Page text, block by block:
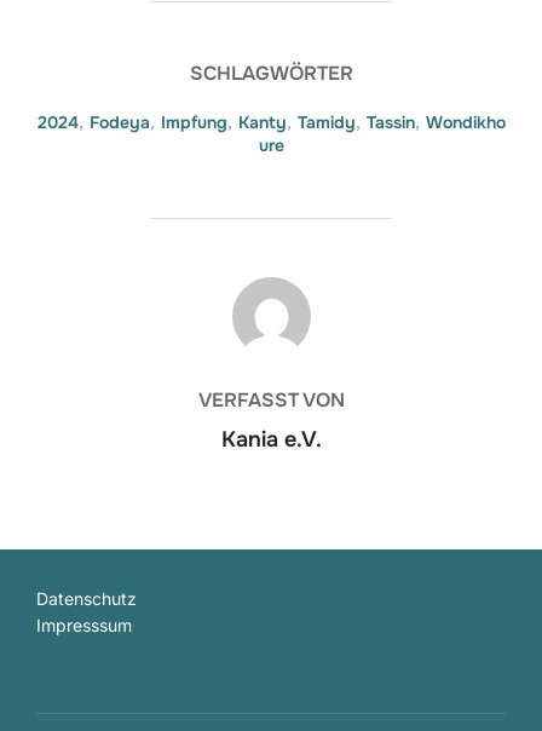
SCHLAGWÖRTER
2024, Fodeya, Impfung, Kanty, Tamidy, Tassin, Wondikho
ure
BEITRAGSAUTOR
VERFASST VON
Kania e.V.
Datenschutz
Impresssum